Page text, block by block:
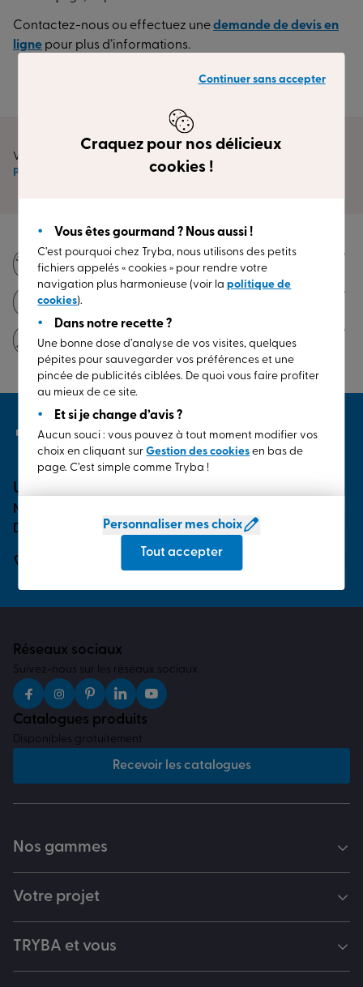
Contactez-nous ou effectuez unedemande de devis en
ligne pour plus d’informations.
Vous êtes ici :
Portails et clotures
Portail électrique
Fabrication française (1)
Jusqu'à 30 ans de garantie
Bienvenue
dans l’habitat
de demain
Une question ? Besoin d’aide ?
Notre service clients est à votre écoute.
Du lundi au vendredi de 8h à 20h et le samedi de 8h à 12h.
Réseaux sociaux
Suivez-nous sur les réseaux sociaux
Catalogues produits
Disponibles gratuitement
Recevoir les catalogues
Nos gammes
Votre projet
TRYBA et vous
Continuer sans accepter
Craquez pour nos délicieux
cookies !
Vous êtes gourmand ? Nous aussi !
C’est pourquoi chez Tryba, nous utilisons des petits
fichiers appelés « cookies » pour rendre votre
navigation plus harmonieuse (voir lapolitique de
cookies).
Dans notre recette ?
Une bonne dose d’analyse de vos visites, quelques
pépites pour sauvegarder vos préférences et une
pincée de publicités ciblées. De quoi vous faire profiter
au mieux de ce site.
Et si je change d’avis ?
Aucun souci : vous pouvez à tout moment modifier vos
choix en cliquant surGestion des cookies en bas de
page. C’est simple comme Tryba !
Personnaliser mes choix
Tout accepter